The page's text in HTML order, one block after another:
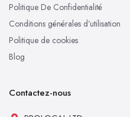
Politique De Confidentialité
Conditions générales d’utilisation
Politique de cookies
Blog
Contactez-nous